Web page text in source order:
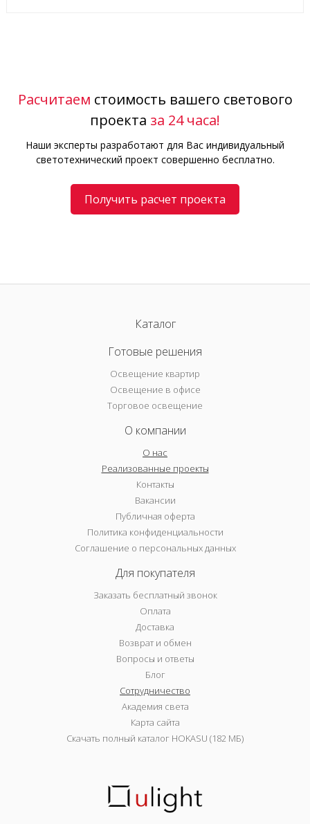
Расчитаем стоимость вашего светового
проекта за 24 часа!
Наши эксперты разработают для Вас индивидуальный
светотехнический проект совершенно бесплатно.
Получить расчет проекта
Каталог
Готовые решения
Освещение квартир
Освещение в офисе
Торговое освещение
О компании
О нас
Реализованные проекты
Контакты
Вакансии
Публичная оферта
Политика конфиденциальности
Соглашение о персональных данных
Для покупателя
Заказать бесплатный звонок
Оплата
Доставка
Возврат и обмен
Вопросы и ответы
Блог
Сотрудничество
Академия света
Карта сайта
Скачать полный каталог HOKASU (182 МБ)